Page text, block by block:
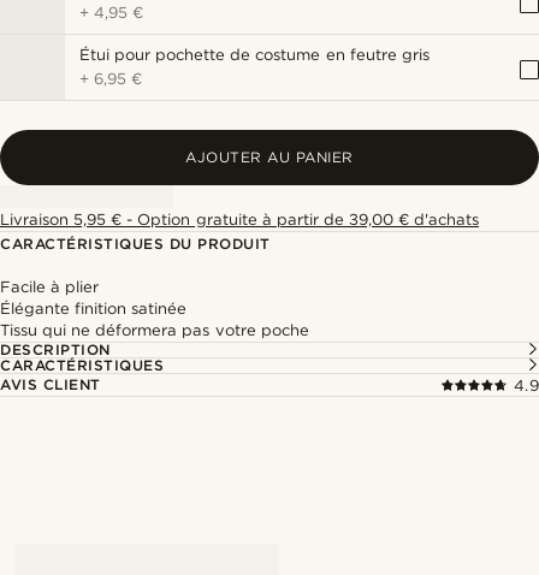
+4,95 €
Étui pour pochette de costume en feutre gris
+6,95 €
AJOUTER AU PANIER
Livraison 5,95 € - Option gratuite à partir de 39,00 € d'achats
CARACTÉRISTIQUES DU PRODUIT
Facile à plier
Élégante finition satinée
Tissu qui ne déformera pas votre poche
DESCRIPTION
CARACTÉRISTIQUES
AVIS CLIENT
4.9